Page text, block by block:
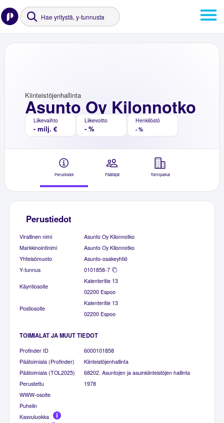
Asunto Oy Kilonnotko
Kiinteistöjenhallinta
Liikevaihto
- milj. €
Liikevoitto
- %
Henkilöstö
- %
Perustiedot Päättäjät Toimipaikat
Perustiedot
Virallinen nimi
Asunto Oy Kilonnotko
Markkinointinimi
Asunto Oy Kilonnotko
Yhteisömuoto
Asunto-osakeyhtiö
Y-tunnus
0101858-7
Käyntiosoite
Kalenteritie 13
02200 Espoo
Postiosoite
Kalenteritie 13
02200 Espoo
TOIMIALAT JA MUUT TIEDOT
Profinder ID
6000101858
Päätoimiala (Profinder)
Kiinteistöjenhallinta
Päätoimiala (TOL2025)
68202. Asuntojen ja asuinkiinteistöjen hallinta
Perustettu
1978
WWW-osoite
Puhelin
Kasvuluokka